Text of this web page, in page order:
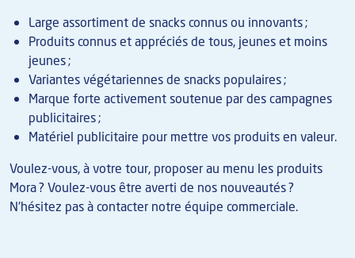
Large assortiment de snacks connus ou innovants ;
Produits connus et appréciés de tous, jeunes et moins
jeunes ;
Variantes végétariennes de snacks populaires ;
Marque forte activement soutenue par des campagnes
publicitaires ;
Matériel publicitaire pour mettre vos produits en valeur.
Voulez-vous, à votre tour, proposer au menu les produits
Mora ? Voulez-vous être averti de nos nouveautés ?
N'hésitez pas à contacter notre équipe commerciale.